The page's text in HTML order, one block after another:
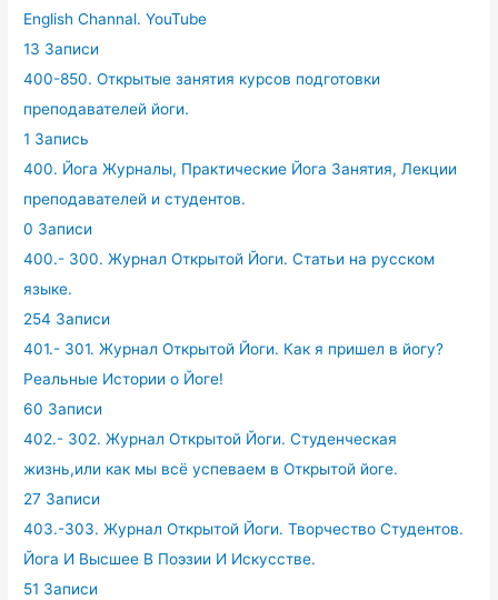
English Channal. YouTube
13 Записи
400-850. Открытые занятия курсов подготовки
преподавателей йоги.
1 Запись
400. Йога Журналы, Практические Йога Занятия, Лекции
преподавателей и студентов.
0 Записи
400.- 300. Журнал Открытой Йоги. Статьи на русском
языке.
254 Записи
401.- 301. Журнал Открытой Йоги. Как я пришел в йогу?
Реальные Истории о Йоге!
60 Записи
402.- 302. Журнал Открытой Йоги. Студенческая
жизнь,или как мы всё успеваем в Открытой йоге.
27 Записи
403.-303. Журнал Открытой Йоги. Творчество Студентов.
Йога И Высшее В Поэзии И Искусстве.
51 Записи